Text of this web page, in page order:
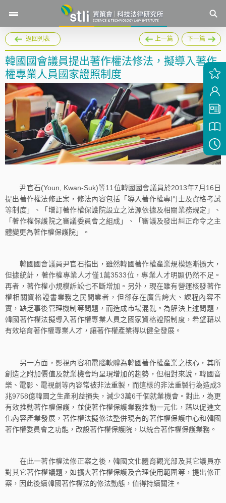
返回列表 上一篇 下一篇
韓國國會議員提出著作權法修法，擬導入著作
權專業人員國家證照制度
尹官石(Youn, Kwan-Suk)等11位韓國國會議員於2013年7月16日
提出著作權法修正案，修法內容包括「導入著作權專門士及資格考試
等制度」、「增訂著作權保護院設立之法源依據及相關業務規定」、
「著作權保護院之審議委員會之組成」、「審議及發出糾正命令之主
體變更為著作權保護院」。
韓國國會議員尹官石指出，雖然韓國著作權產業規模逐漸擴大，
但據統計，著作權專業人才僅1萬3533位，專業人才明顯仍然不足。
再者，著作權小規模訴訟也不斷增加。另外，現在雖有營運核發著作
權相關資格證書業務之民間業者，但卻存在廣告誇大、課程內容不
實，缺乏事後管理機制等問題，而造成市場混亂。為解決上述問題，
韓國著作權法擬導入著作權專業人員之國家資格證照制度，希望藉以
有效培育著作權專業人才，讓著作權產業得以健全發展。
另一方面，影視內容和電腦軟體為韓國著作權產業之核心，其所
創造之附加價值及就業機會均呈現增加的趨勢，但相對來說，韓國音
樂、電影、電視劇等內容常被非法重製，而這樣的非法重製行為造成3
兆9758億韓圜之生產利益損失，減少3萬6千個就業機會。對此，為更
有效推動著作權保護，並使著作權保護業務推動一元化，藉以促進文
化內容產業發展，著作權法擬修法整併現有的著作權保護中心和韓國
著作權委員會之功能，改設著作權保護院，以統合著作權保護業務。
在此一著作權法修正案之後，韓國文化體育觀光部及其它議員亦
對其它著作權議題，如擴大著作權保護及合理使用範圍等，提出修正
案，因此後續韓國著作權法的修法動態，值得持續關注。